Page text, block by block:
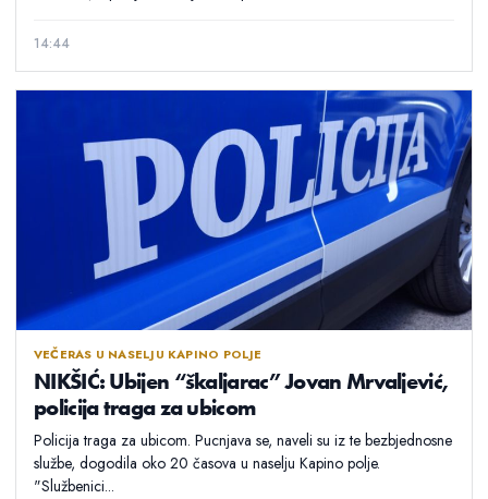
14:44
VEČERAS U NASELJU KAPINO POLJE
NIKŠIĆ: Ubijen “škaljarac” Jovan Mrvaljević,
policija traga za ubicom
Policija traga za ubicom. Pucnjava se, naveli su iz te bezbjednosne
službe, dogodila oko 20 časova u naselju Kapino polje.
"Službenici...